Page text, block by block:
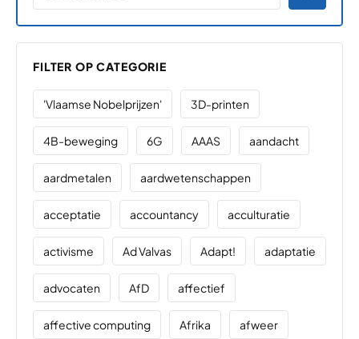
FILTER OP CATEGORIE
'Vlaamse Nobelprijzen' 3D-printen
4B-beweging 6G AAAS aandacht
aardmetalen aardwetenschappen
acceptatie accountancy acculturatie
activisme Ad Valvas Adapt! adaptatie
advocaten AfD affectief
affective computing Afrika afweer